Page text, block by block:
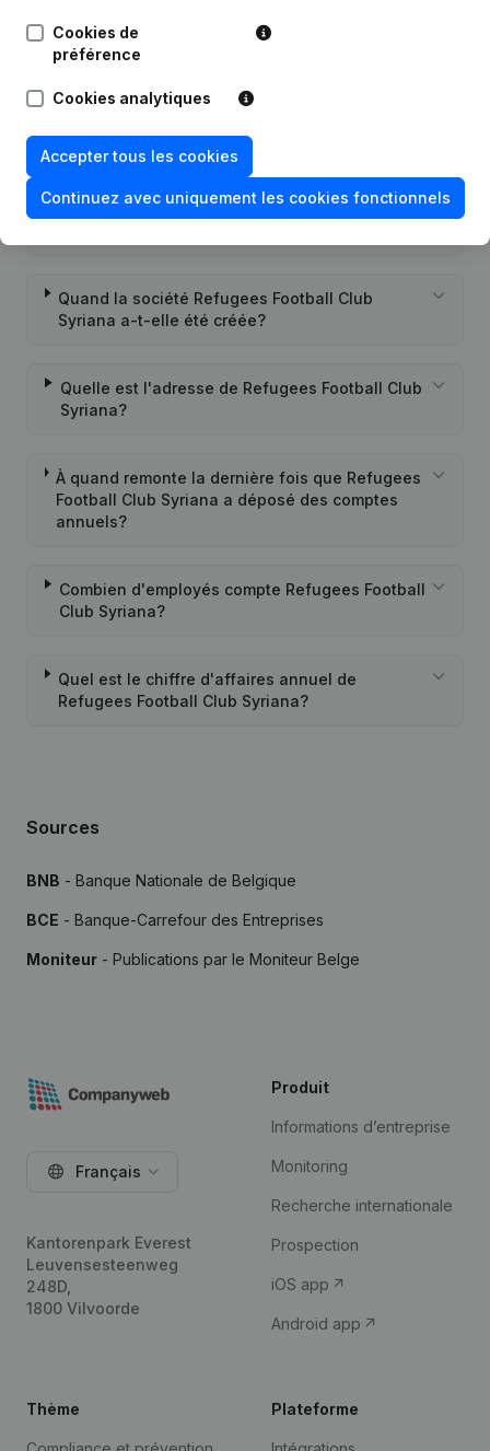
Questions fréquemment posées
Club Syriana?
Quel est l'identifiant PEPPOL de Refugees
Quand la société Refugees Football Club
Syriana a-t-elle été créée?
Quelle est l'adresse de Refugees Football Club
Syriana?
À quand remonte la dernière fois que Refugees
Football Club Syriana a déposé des comptes
annuels?
Combien d'employés compte Refugees Football
Club Syriana?
Quel est le chiffre d'affaires annuel de
Refugees Football Club Syriana?
Sources
BNB - Banque Nationale de Belgique
BCE - Banque-Carrefour des Entreprises
Moniteur - Publications par le Moniteur Belge
Cookies de
préférence
Cookies analytiques
Accepter tous les cookies
Continuez avec uniquement les cookies fonctionnels
Français
Kantorenpark Everest
Leuvensesteenweg
248D,
1800 Vilvoorde
Produit
Informations d’entreprise
Monitoring
Recherche internationale
Prospection
iOS app
Android app
Thème Plateforme